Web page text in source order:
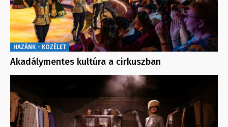
HAZÁNK - KÖZÉLET
Akadálymentes kultúra a cirkuszban